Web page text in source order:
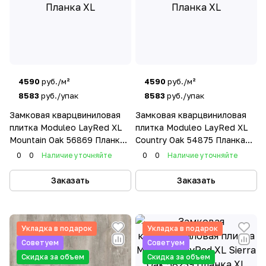
4590 руб./м²
8583 руб./упак
Замковая кварцвиниловая
плитка Moduleo LayRed XL
Mountain Oak 56869 Планка
XL0 0 Наличие уточняйте
Заказать
4590 руб./м²
8583 руб./упак
Замковая кварцвиниловая
плитка Moduleo LayRed XL
Country Oak 54875 Планка
XL0 0 Наличие уточняйте
Заказать
Укладка в подарок
Советуем
Скидка за объем
Укладка в подарок
Советуем
Скидка за объем